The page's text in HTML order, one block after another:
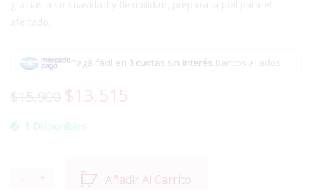
Pagá fácil en 3 cuotas sin interés.Bancos aliados
$13.515
1 Disponibles
Añadir Al Carrito